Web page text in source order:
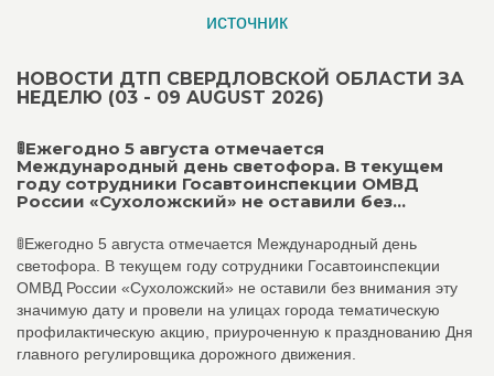
источник
НОВОСТИ ДТП СВЕРДЛОВСКОЙ ОБЛАСТИ ЗА
НЕДЕЛЮ (03 - 09 AUGUST 2026)
🚦Ежегодно 5 августа отмечается
Международный день светофора. В текущем
году сотрудники Госавтоинспекции ОМВД
России «Сухоложский» не оставили без...
🚦Ежегодно 5 августа отмечается Международный день
светофора. В текущем году сотрудники Госавтоинспекции
ОМВД России «Сухоложский» не оставили без внимания эту
значимую дату и провели на улицах города тематическую
профилактическую акцию, приуроченную к празднованию Дня
главного регулировщика дорожного движения.